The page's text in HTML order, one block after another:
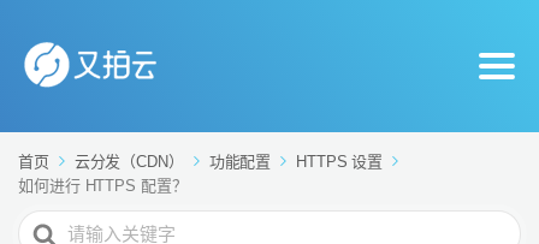
首页 云分发（CDN） 功能配置
HTTPS 设置
如何进行 HTTPS 配置？
搜